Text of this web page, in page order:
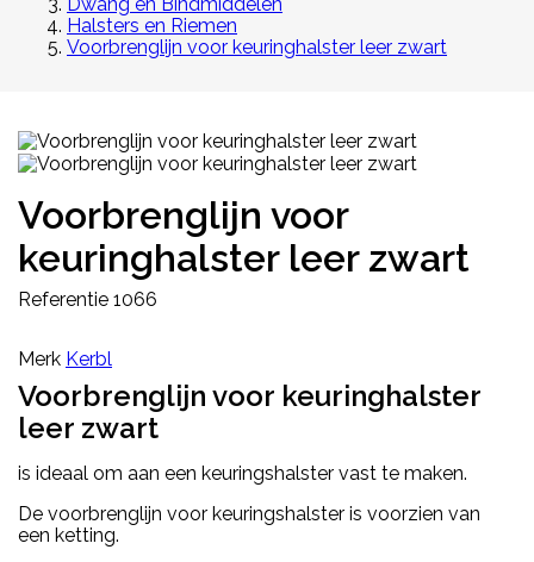
Halsters en Riemen
Voorbrenglijn voor keuringhalster leer zwart
Voorbrenglijn voor
keuringhalster leer zwart
Referentie 1066
Merk Kerbl
Voorbrenglijn voor keuringhalster
leer zwart
is ideaal om aan een keuringshalster vast te maken.
De voorbrenglijn voor keuringshalster is voorzien van
een ketting.